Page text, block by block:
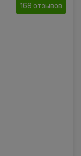
168 отзывов